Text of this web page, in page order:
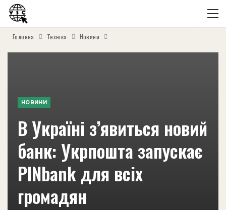
Головна Техніка Новини
НОВИНИ
В Україні з’явиться новий
банк: Укрпошта запускає
PINbank для всіх
громадян